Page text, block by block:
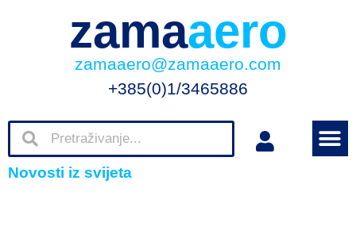
zamaaero
zamaaero@zamaaero.com
+385(0)1/3465886
Novosti iz svijeta